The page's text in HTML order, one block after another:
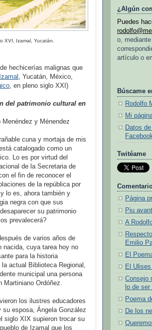
XVI, Izamal, Yucatán.
hechicerías malignas que
Izamal
, Yucatán, México,
, en pleno siglo XXI)
del patrimonio cultural en
Menéndez y Ménendez
cuna y mortaja de mis
catalogado como un
Lo es por virtud del
de la Secretaria de
el fin de reconocer el
de la república por
lo es, ahora también y
negra con que sus
su patrimonio
prevalecerá?
de varios años de
nacida, cuya tarea hoy no
para la historia
actual Biblioteca Regional,
municipal una persona
Ordóñez.
los ilustres educadores
su esposa, Ángela González
siglo XIX supieron trocar su
de Izamal que los
¿Algún
Puedes
o,
artículo o
Búscame
Rodolfo
Mi
Datos
Twitéame
Página
Piu
A
Emilio
El
El
Consejo
lo de
Poema
De los